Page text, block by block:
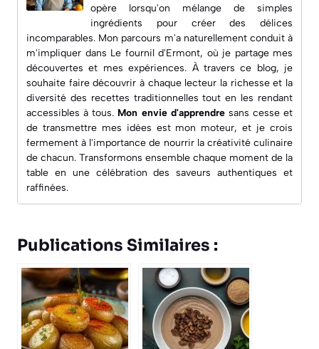
opère lorsqu'on mélange de simples
ingrédients pour créer des délices
incomparables. Mon parcours m'a naturellement conduit à
m'impliquer dans Le fournil d'Ermont, où je partage mes
découvertes et mes expériences. À travers ce blog, je
souhaite faire découvrir à chaque lecteur la richesse et la
diversité des recettes traditionnelles tout en les rendant
accessibles à tous. Mon envie d'apprendresans cesse et
de transmettre mes idées est mon moteur, et je crois
fermement à l'importance de nourrir la créativité culinaire
de chacun. Transformons ensemble chaque moment de la
table en une célébration des saveurs authentiques et
raffinées.
Publications Similaires :